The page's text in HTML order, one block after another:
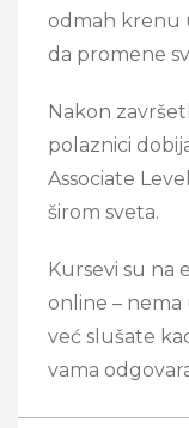
odmah krenu
da promene
Nakon
polaznici
Associate
širom sveta.
Kursevi su na
online –
već slušate
vama